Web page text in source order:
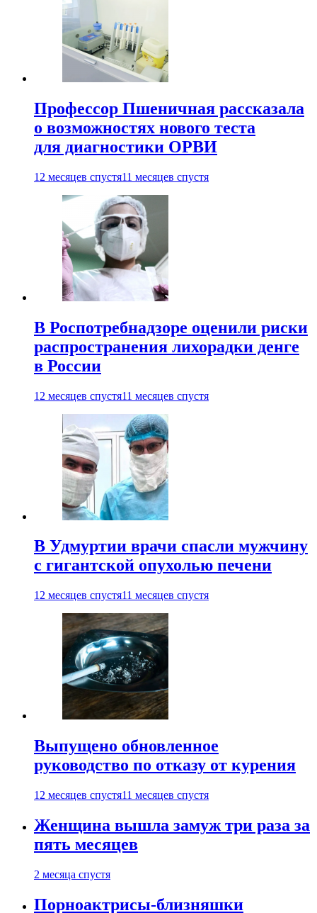
Профессор Пшеничная рассказала
о возможностях нового теста
для диагностики ОРВИ
12 месяцев спустя11 месяцев спустя
В Роспотребнадзоре оценили риски
распространения лихорадки денге
в России
12 месяцев спустя11 месяцев спустя
В Удмуртии врачи спасли мужчину
с гигантской опухолью печени
12 месяцев спустя11 месяцев спустя
Выпущено обновленное
руководство по отказу от курения
12 месяцев спустя11 месяцев спустя
Женщина вышла замуж три раза за
пять месяцев
2 месяца спустя
Порноактрисы-близняшки